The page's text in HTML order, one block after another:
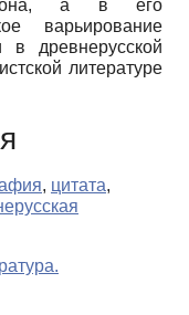
а в его
варьирование
в древнерусской
литературе
, цитата,